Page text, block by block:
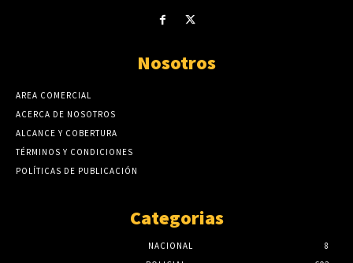
Nosotros
AREA COMERCIAL
ACERCA DE NOSOTROS
ALCANCE Y COBERTURA
TÉRMINOS Y CONDICIONES
POLÍTICAS DE PUBLICACIÓN
Categorias
NACIONAL
8